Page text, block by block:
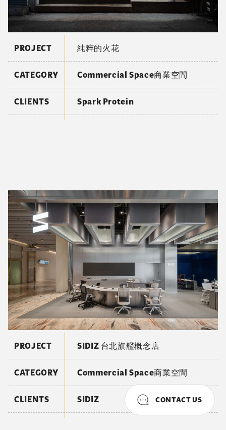
CONTACT US
PROJECT 齒間工藝所
CATEGORY Commercial Space商業空間
CLIENTS 登緹牙體技術所
PROJECT 純粹的火花
CATEGORY Commercial Space商業空間
CLIENTS Spark Protein